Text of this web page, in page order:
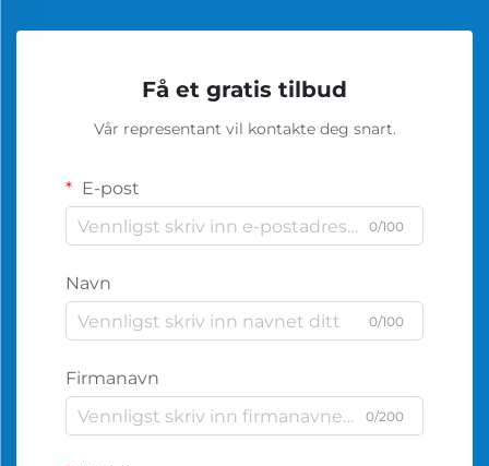
Få et gratis tilbud
Vår representant vil kontakte deg snart.
E-post
0/100
Navn
0/100
Firmanavn
0/200